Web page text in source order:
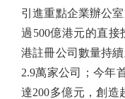
引進重點企業辦公
過500億港元的直
港註冊公司數量持
2.9萬家公司；今年
達200多億元，創造